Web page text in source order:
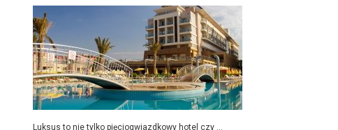
Luksus to nie tylko pięciogwiazdkowy hotel czy ...